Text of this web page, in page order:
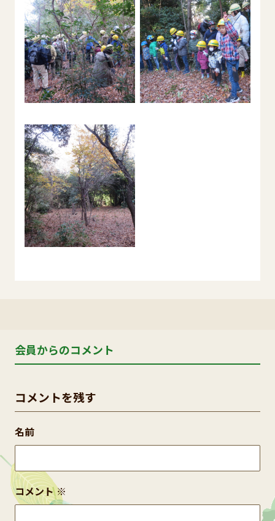
会員からのコメント
コメントを残す
コメント※
名前